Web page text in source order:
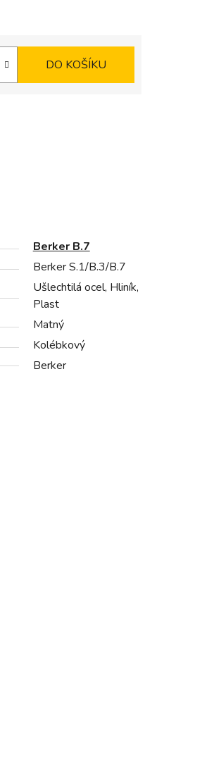
DO KOŠÍKU
Berker B.7
Berker S.1/B.3/B.7
Ušlechtilá ocel, Hliník,
Plast
Matný
Kolébkový
Berker